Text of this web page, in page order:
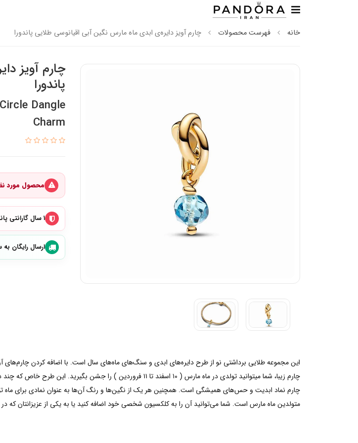
خانه فهرست محصولات چارم آویز دایره‌ی ابدی ماه مارس نگین آبی اقیانوسی طلایی پاندورا
چارم آویز
پاندورا
Dangle
Charm
محصول مورد
۱ سال گارانتی پاندورا ایران
ارسال رایگان به
این مجموعه طلایی برداشتی نو از طرح دایره‌های ابدی و سنگ‌های ماه‌های سال است. با اضافه کردن
چارم زیبا، شما میتوانید تولدی در ماه مارس ( ۱۰ اسفند تا ۱۱
چارم نماد ابدیت و حس‌های همیشگی است. همچنین هر یک از نگین‌ها و رنگ آن‌ها به عنوان نمادی برای ماه
متولدین ماه مارس است. شما می‌توانید آن را به کلکسیون شخصی خود اضافه کنید یا به یکی از عزیزانتان که